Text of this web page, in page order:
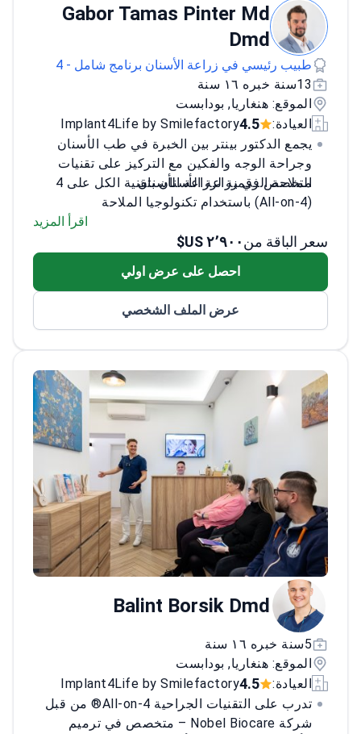
Gabor Tamas Pinter Md
Dmd
طبيب رئيسي في زراعة الأسنان برنامج شامل - 4
13سنة خبره ١٦ سنة
الموقع: هنغاريا, بودابست
العيادة:
4.5
Implant4Life by Smilefactory
يجمع الدكتور بينتر بين الخبرة في طب الأسنان
وجراحة الوجه والفكين مع التركيز على تقنيات
الملاحة الرقمية لزراعة الأسنان.
متخصص في زراعة الأسنان بتقنية الكل على 4
(All-on-4) باستخدام تكنولوجيا الملاحة
نشر أبحاثاً حول النتائج طويلة المدى لزراعات
حاصل على شهادات متعددة من جامعة
مدرب على إجراءات زراعة الأسنان المتقدمة
اقرأ المزيد
سعر الباقة من٢٬٩٠٠ US$
احصل على عرض اولي
عرض الملف الشخصي
Balint Borsik Dmd
5سنة خبره ١٦ سنة
الموقع: هنغاريا, بودابست
العيادة:
4.5
Implant4Life by Smilefactory
تدرب على التقنيات الجراحية All-on-4® من قبل
شركة Nobel Biocare – متخصص في ترميم